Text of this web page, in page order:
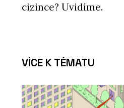
cizince? Uvidíme.
VÍCE K TÉMATU